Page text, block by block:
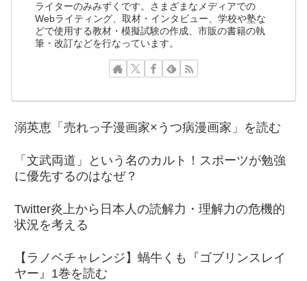
ライターのみみずくです。さまざまなメディアでの
Webライティング、取材・インタビュー、学校や塾な
どで使用する教材・模擬試験の作成、市販の書籍の執
筆・改訂などを行なっています。
溺英恵「売れっ子漫画家×うつ病漫画家」を読む
「文武両道」という名のカルト！スポーツが勉強
に優先するのはなぜ？
Twitter炎上から日本人の読解力・理解力の危機的
状況を考える
【ラノベチャレンジ】蝸牛くも『ゴブリンスレイ
ヤー』1巻を読む